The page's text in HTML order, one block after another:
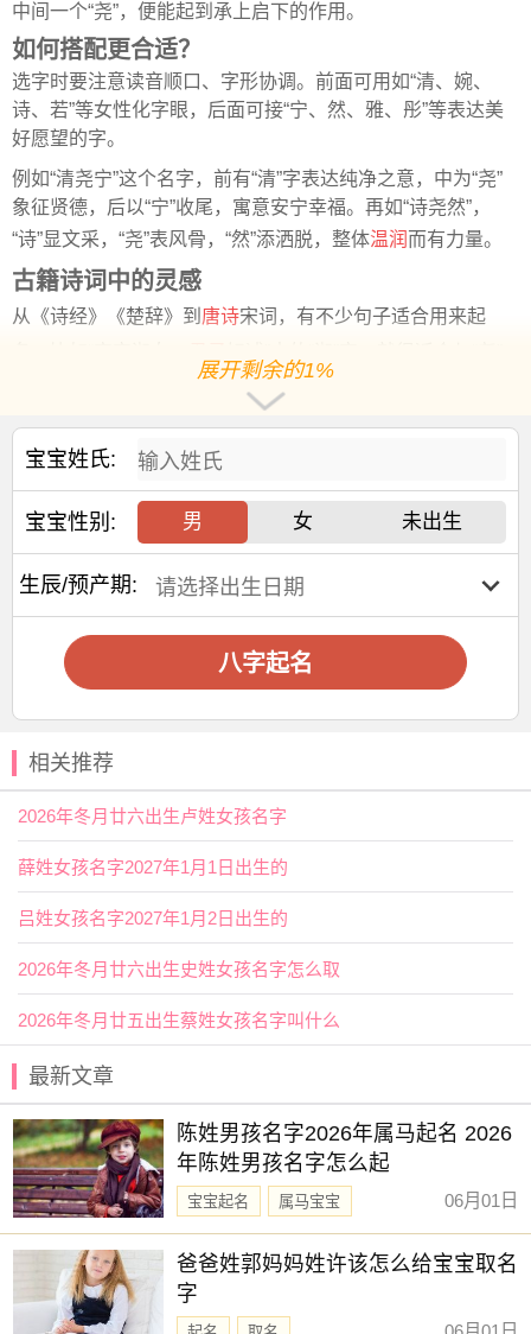
中间一个“尧”，便能起到承上启下的作用。
如何搭配更合适？
选字时要注意读音顺口、字形协调。前面可用如“清、婉、
诗、若”等女性化字眼，后面可接“宁、然、雅、彤”等表达美
好愿望的字。
例如“清尧宁”这个名字，前有“清”字表达纯净之意，中为“尧”
象征贤德，后以“宁”收尾，寓意安宁幸福。再如“诗尧然”，
“诗”显文采，“尧”表风骨，“然”添洒脱，整体温润 而有力量。
古籍诗词中的灵感
从《诗经》《楚辞》到 唐诗宋词，有不少句子适合用来起
搭配。“淑尧雅”听起来温婉大方，又不失气质。
还有像“若尧彤”这样的名字，源自“若云”与“朱门彤壁”的意
象，既有诗意，也有色彩感。这类名字不仅朗朗上口，还富
每个名字背后，都藏着父母的心意。通过合适的搭配，把“尧”
字融入女孩名字，不仅是对传统文化的传承，也是对未来的
祝福。愿每一个带着“尧”字的女孩，都能成长为聪慧、善良、
坚强的人。
赐子好名，能伴子一生。想给宝宝取一个好名字吗？选
择下方的
，为孩子起一个吉利的好名字吧。
展开剩余的1%
宝宝姓氏:
宝宝性别: 男 女 未出生
生辰/预产期:
八字起名
相关推荐
2026年冬月廿六出生卢姓女孩名字
薛姓女孩名字2027年1月1日出生的
吕姓女孩名字2027年1月2日出生的
2026年冬月廿六出生史姓女孩名字怎么取
2026年冬月廿五出生蔡姓女孩名字叫什么
最新文章
陈姓男孩名字2026年属马起名 2026
年陈姓男孩名字怎么起
宝宝起名
属马宝宝
新生儿取名
06月01日
爸爸姓郭妈妈姓许该怎么给宝宝取名
字